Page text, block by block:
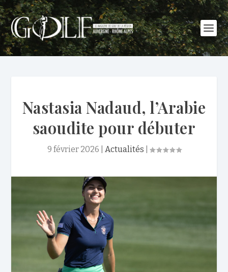
Nastasia Nadaud, l’Arabie
saoudite pour débuter
9 février 2026 Actualités